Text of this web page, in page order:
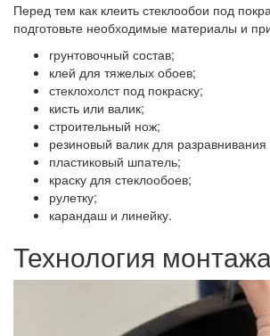
Перед тем как клеить стеклообои под
подготовьте необходимые материалы и
грунтовочный состав;
клей для тяжелых обоев;
стеклохолст под покраску;
кисть или валик;
строительный нож;
резиновый валик для разравнивания
пластиковый шпатель;
краску для стеклообоев;
рулетку;
карандаш и линейку.
Технология